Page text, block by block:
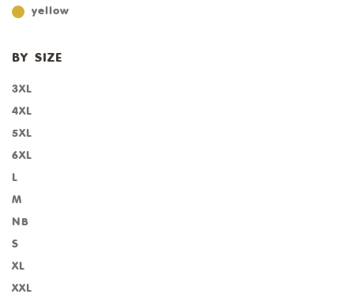
yellow
BY SIZE
3XL
4XL
5XL
6XL
L
M
NB
S
XL
XXL